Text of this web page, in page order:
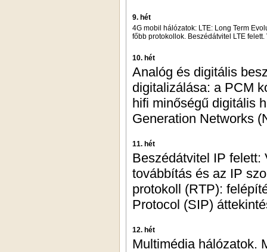
9. hét
4G mobil hálózatok: LTE: Long Term
főbb protokollok. Beszédátvitel LTE
10. hét
Analóg és digitális
digitalizálása: a PCM
hifi minőségű digitális
Generation Networks
11. hét
Beszédátvitel IP felett:
továbbítás és az IP
protokoll (RTP):
Protocol (SIP)
12. hét
Multimédia hálózatok.